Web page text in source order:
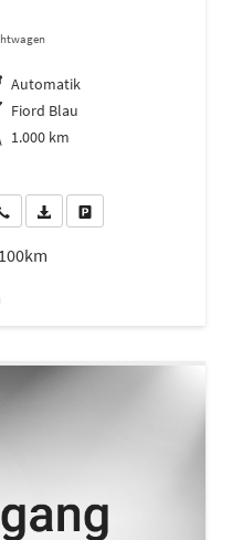
Automatik
Fiord Blau
1.000 km
Wir rufen Sie anFahrzeugexposé (PDF)